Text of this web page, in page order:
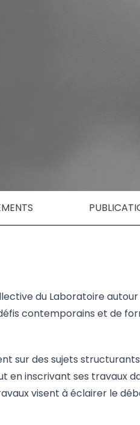
du Laboratoire
contemporains et de
sur des sujets
inscrivant ses travaux
visent à éclairer le